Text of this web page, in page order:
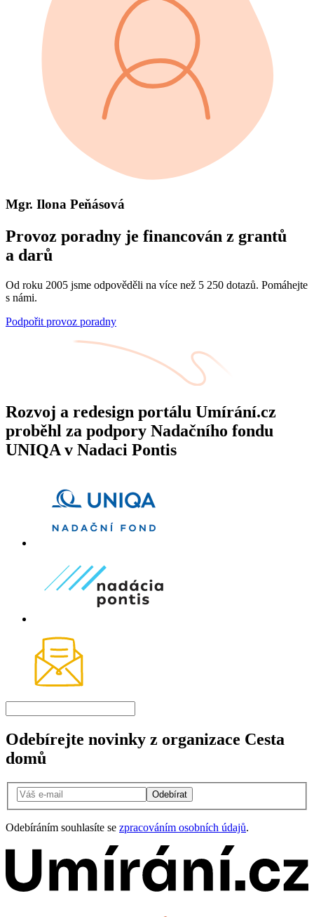
Mgr. Ilona Peňásová
Provoz poradny je financován z grantů
a darů
Od roku 2005 jsme odpověděli na více než 5 250 dotazů. Pomáhejte
s námi.
Podpořit provoz poradny
Rozvoj a redesign portálu Umírání.cz
proběhl za podpory Nadačního fondu
UNIQA v Nadaci Pontis
Odebírejte novinky z organizace Cesta
domů
Odebírat
Odebíráním souhlasíte se zpracováním osobních údajů.